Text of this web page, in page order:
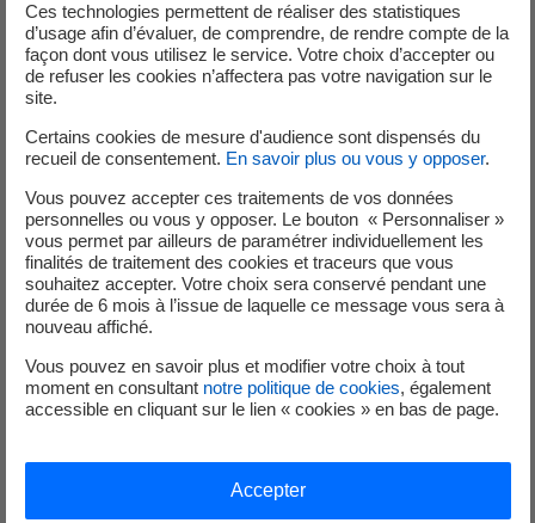
E-mail ou téléphone : choisissez le mode de contact
Faire une demande de raccordement
Ces technologies permettent de réaliser des statistiques
d’usage afin d’évaluer, de comprendre, de rendre compte de la
façon dont vous utilisez le service. Votre choix d’accepter ou
de refuser les cookies n’affectera pas votre navigation sur le
site.
Certains cookies de mesure d'audience sont dispensés du
recueil de consentement. En savoir plus ou vous y opposer.
Vous pouvez accepter ces traitements de vos données
personnelles ou vous y opposer. Le bouton « Personnaliser »
vous permet par ailleurs de paramétrer individuellement les
finalités de traitement des cookies et traceurs que vous
souhaitez accepter. Votre choix sera conservé pendant une
durée de 6 mois à l’issue de laquelle ce message vous sera à
nouveau affiché.
Vous pouvez en savoir plus et modifier votre choix à tout
moment en consultant notre politique de cookies, également
accessible en cliquant sur le lien « cookies » en bas de page.
Accepter